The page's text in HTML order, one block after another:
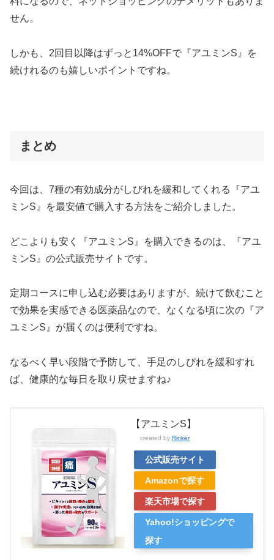
せん。
しかも、2回目以降はずっと14%OFFで『アユミンS』を
続けれるのも嬉しいポイントですね。
まとめ
今回は、7種の有効成分がしびれを緩和してくれる『アユ
ミンS』を最安値で購入する方法をご紹介しました。
どこよりも安く『アユミンS』を購入できるのは、『アユ
ミンS』の公式販売サイトです。
定期コースに申し込む必要はありますが、続けて飲むこと
で効果を実感できる医薬品なので、なくなる頃に次の『ア
ユミンS』が届くのは便利ですね。
なるべく早い段階で予防して、手足のしびれを緩和すれ
ば、健康的な毎日を取り戻せますね♪
【アユミンS】
created by Rinker
公式販売サイト
Amazonで探す
楽天市場で探す
Yahoo!ショッピングで
探す